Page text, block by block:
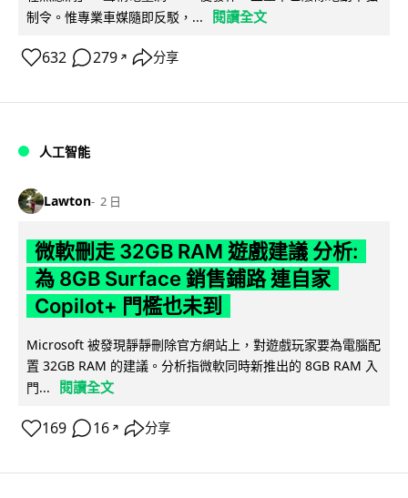
制令。惟專業車媒隨即反駁，...
閱讀全文
632 279 ↗ 分享
人工智能
Lawton 2 日
微軟刪走 32GB RAM 遊戲建議 分析:
為 8GB Surface 銷售鋪路 連自家
Copilot+ 門檻也未到
Microsoft 被發現靜靜刪除官方網站上，對遊戲玩家要為電腦配
置 32GB RAM 的建議。分析指微軟同時新推出的 8GB RAM 入
門...
閱讀全文
169 16 ↗ 分享